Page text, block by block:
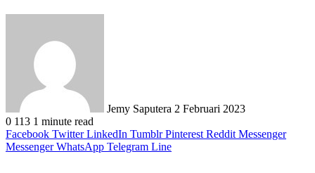
Jemy Saputera 2 Februari 2023
0 113 1 minute read
Facebook Twitter LinkedIn Tumblr Pinterest Reddit Messenger
Messenger WhatsApp Telegram Line